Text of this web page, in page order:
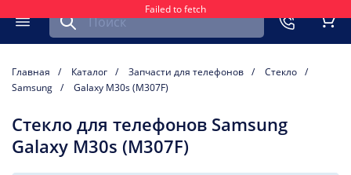
Failed to fetch
Меню
Найти запчасть для мобильного устройства
Главная Каталог Запчасти для телефонов
Стекло
Samsung
Galaxy M30s (M307F)
Стекло для телефонов Samsung
Galaxy M30s (M307F)